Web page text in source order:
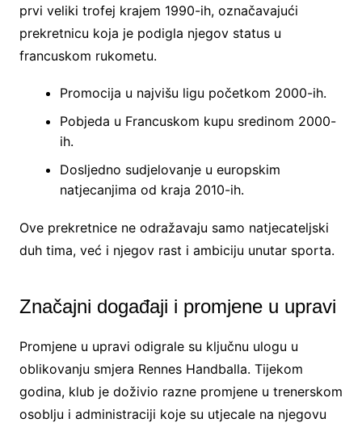
prvi veliki trofej krajem 1990-ih, označavajući
prekretnicu koja je podigla njegov status u
francuskom rukometu.
Promocija u najvišu ligu početkom 2000-ih.
Pobjeda u Francuskom kupu sredinom 2000-
ih.
Dosljedno sudjelovanje u europskim
natjecanjima od kraja 2010-ih.
Ove prekretnice ne odražavaju samo natjecateljski
duh tima, već i njegov rast i ambiciju unutar sporta.
Značajni događaji i promjene u upravi
Promjene u upravi odigrale su ključnu ulogu u
oblikovanju smjera Rennes Handballa. Tijekom
godina, klub je doživio razne promjene u trenerskom
osoblju i administraciji koje su utjecale na njegovu